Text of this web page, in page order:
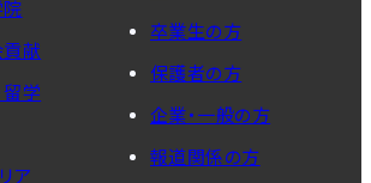
院
貢献
留学
ア
卒業生の方
保護者の方
企業・一般の方
報道関係の方